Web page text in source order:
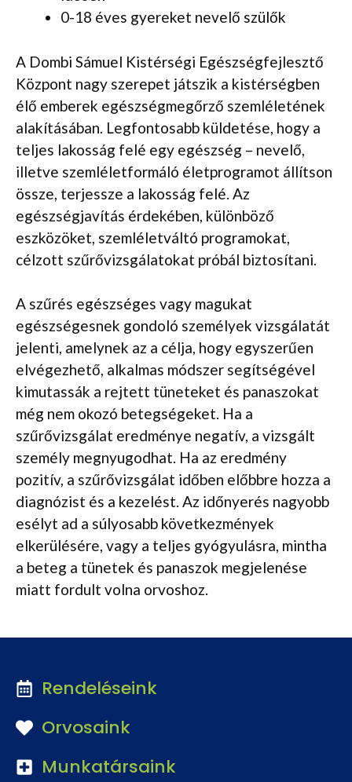
0-18 éves gyereket nevelő szülők
A Dombi Sámuel Kistérségi Egészségfejlesztő
Központ nagy szerepet játszik a kistérségben
élő emberek egészségmegőrző szemléletének
alakításában. Legfontosabb küldetése, hogy a
teljes lakosság felé egy egészség – nevelő,
illetve szemléletformáló életprogramot állítson
össze, terjessze a lakosság felé. Az
egészségjavítás érdekében, különböző
eszközöket, szemléletváltó programokat,
célzott szűrővizsgálatokat próbál biztosítani.
A szűrés egészséges vagy magukat
egészségesnek gondoló személyek vizsgálatát
jelenti, amelynek az a célja, hogy egyszerűen
elvégezhető, alkalmas módszer segítségével
kimutassák a rejtett tüneteket és panaszokat
még nem okozó betegségeket. Ha a
szűrővizsgálat eredménye negatív, a vizsgált
személy megnyugodhat. Ha az eredmény
pozitív, a szűrővizsgálat időben előbbre hozza a
diagnózist és a kezelést. Az időnyerés nagyobb
esélyt ad a súlyosabb következmények
elkerülésére, vagy a teljes gyógyulásra, mintha
a beteg a tünetek és panaszok megjelenése
miatt fordult volna orvoshoz.
Rendeléseink
Orvosaink
Munkatársaink